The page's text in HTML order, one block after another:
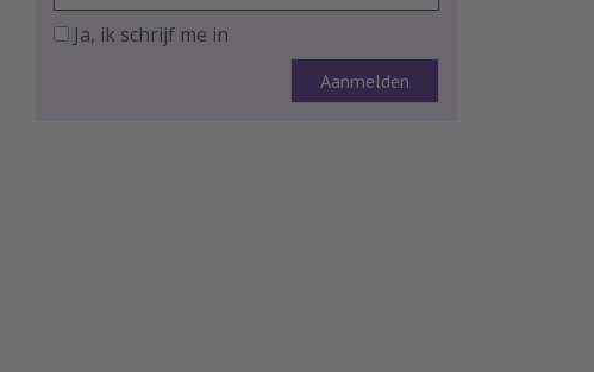
Ja, ik schrijf me in